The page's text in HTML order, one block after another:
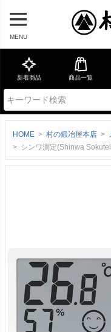
MENU
新着商品 商品一覧
HOME 村の鍛冶屋本店
シンワ測定(Shinwa Sokutei) デジタ